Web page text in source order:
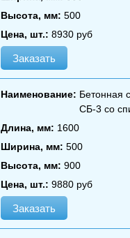
Высота, мм: 500
Цена, шт.: 8930 руб
Заказать
Наименование: Бетонная
СБ‑3 со
Длина, мм: 1600
Ширина, мм: 500
Высота, мм: 900
Цена, шт.: 9880 руб
Заказать